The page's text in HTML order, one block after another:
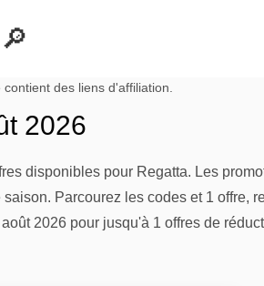
contient des liens d'affiliation.
2026
disponibles pour Regatta. Les
Parcourez les codes et 1 offre,
2026 pour jusqu'à 1 offres de